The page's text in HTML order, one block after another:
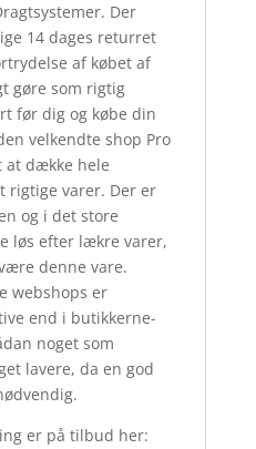
Der
14 dages returret
af købet af
gøre som rigtig
før dig og købe din
velkendte shop Pro
at dække hele
rigtige varer. Der er
og i det store
løs efter lækre varer,
denne vare.
webshops er
end i butikkerne-
noget som
lavere, da en god
er på tilbud her: